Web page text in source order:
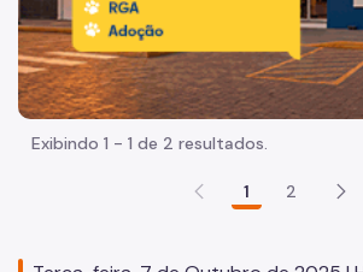
Histórico
Dados
Equipamentos Públicos
Infocidade
Exibindo 1 - 1 de 2 resultados.
1 2